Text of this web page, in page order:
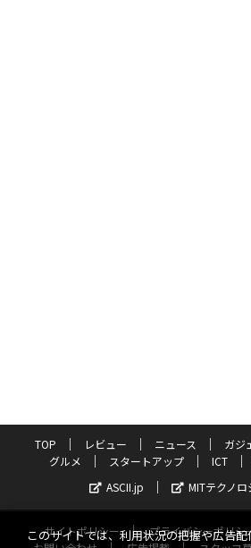
TOP レビュー ニュース ガジ
グルメ
スタートアップ ICT
ASCII.jp
MITテクノ
サイトポリシー プライバシーポリシ
このサイトでは、利用状況の把握や広告